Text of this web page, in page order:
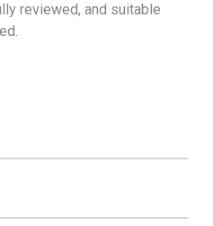
rica ederiz. ENCO
büyümek için
reviewed, and suitable